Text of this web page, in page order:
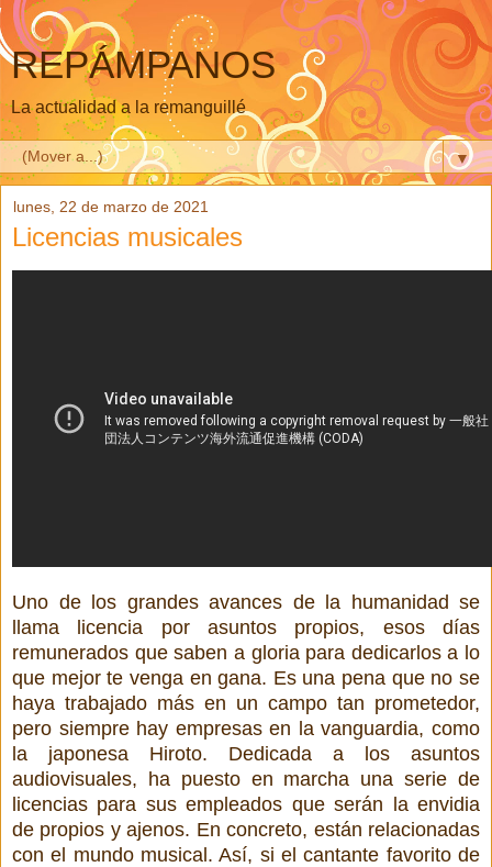
REPÁMPANOS
La actualidad a la remanguillé
▼
lunes, 22 de marzo de 2021
Licencias musicales
Uno de los grandes avances de la humanidad se
llama licencia por asuntos propios, esos días
remunerados que saben a gloria para dedicarlos a lo
que mejor te venga en gana. Es una pena que no se
haya trabajado más en un campo tan prometedor,
pero siempre hay empresas en la vanguardia, como
la japonesa Hiroto. Dedicada a los asuntos
audiovisuales, ha puesto en marcha una serie de
licencias para sus empleados que serán la envidia
de propios y ajenos. En concreto, están relacionadas
con el mundo musical. Así, si el cantante favorito de